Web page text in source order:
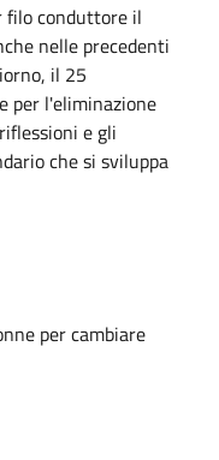
filo conduttore il
nelle precedenti
il 25
per l'eliminazione
e gli
che si sviluppa
per cambiare